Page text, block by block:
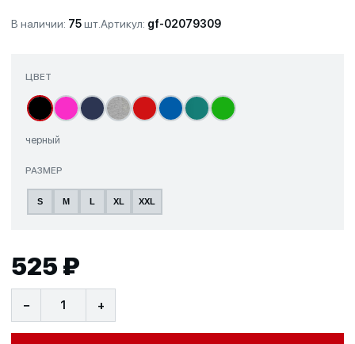
В наличии: 75шт.Артикул: gf-02079309
ЦВЕТ
черный
РАЗМЕР
S M L XL XXL
525 ₽
− +